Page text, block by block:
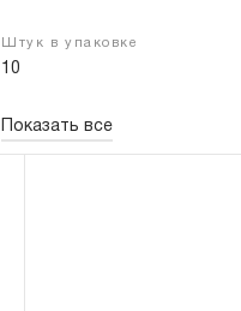
Штук в упаковке
10
Показать все